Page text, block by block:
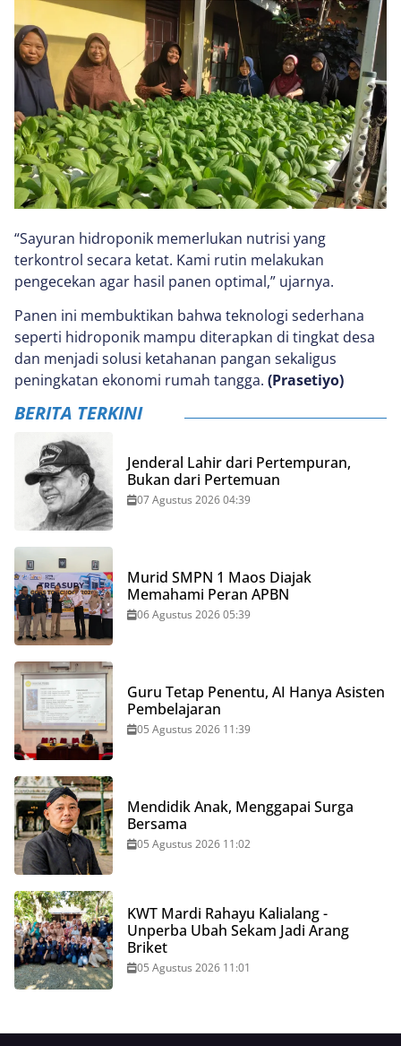
“Sayuran hidroponik memerlukan nutrisi yang
terkontrol secara ketat. Kami rutin melakukan
pengecekan agar hasil panen optimal,” ujarnya.
Panen ini membuktikan bahwa teknologi sederhana
seperti hidroponik mampu diterapkan di tingkat desa
dan menjadi solusi ketahanan pangan sekaligus
peningkatan ekonomi rumah tangga. (Prasetiyo)
BERITA TERKINI
Jenderal Lahir dari Pertempuran,
Bukan dari Pertemuan
07 Agustus 2026 04:39
Murid SMPN 1 Maos Diajak
Memahami Peran APBN
06 Agustus 2026 05:39
Guru Tetap Penentu, AI Hanya Asisten
Pembelajaran
05 Agustus 2026 11:39
Mendidik Anak, Menggapai Surga
Bersama
05 Agustus 2026 11:02
KWT Mardi Rahayu Kalialang -
Unperba Ubah Sekam Jadi Arang
Briket
05 Agustus 2026 11:01